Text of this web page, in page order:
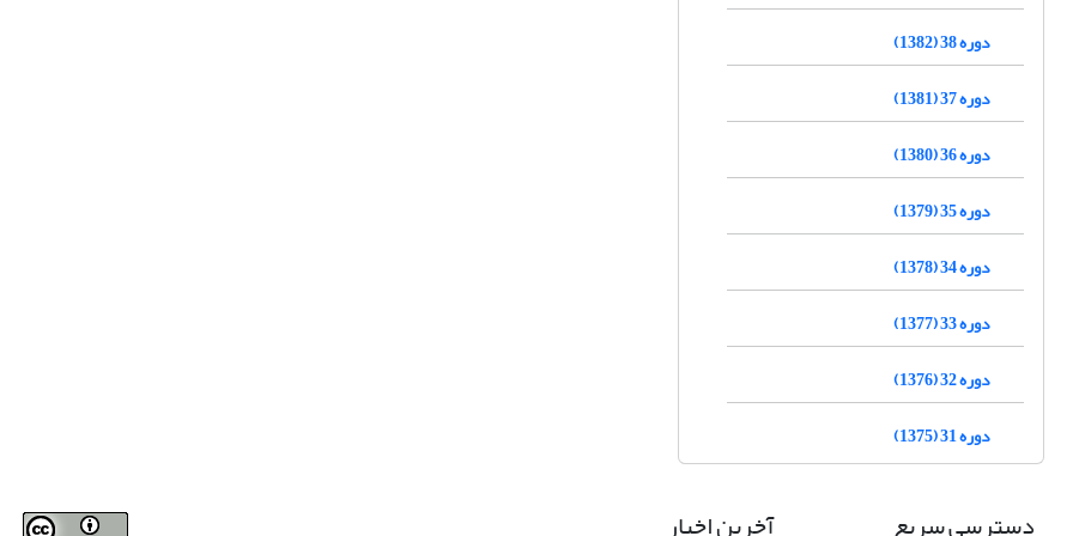
دوره 38 (1382)
دوره 37 (1381)
دوره 36 (1380)
دوره 35 (1379)
دوره 34 (1378)
دوره 33 (1377)
دوره 32 (1376)
دوره 31 (1375)
دسترسی سریع آخرین اخبار